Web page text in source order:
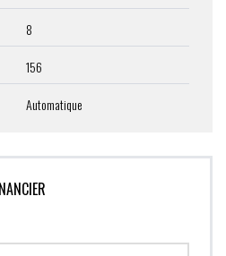
8
156
Automatique